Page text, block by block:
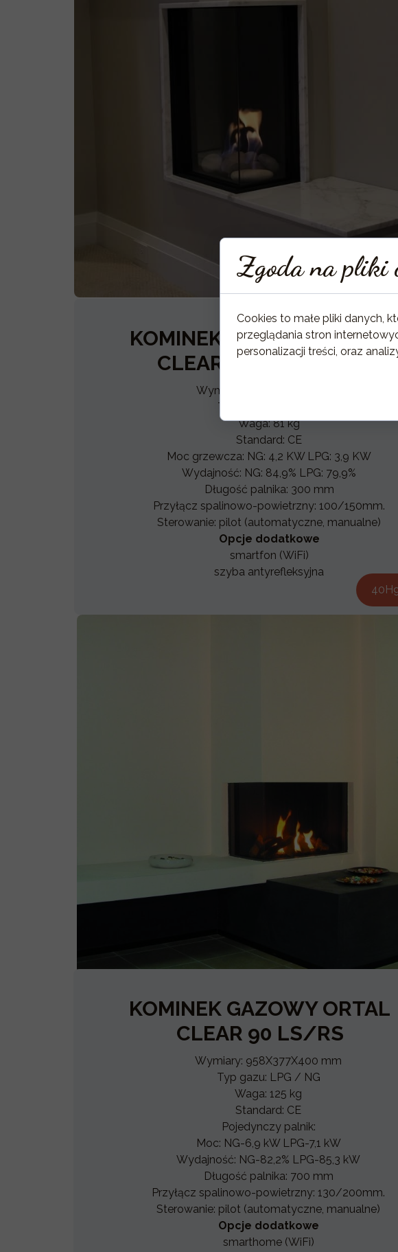
KOMINEK GAZOWY ORTAL
CLEAR 90 LS/RS
Wymiary: 958X377X400 mm
Typ gazu: LPG / NG
Waga: 125 kg
Standard: CE
Pojedynczy palnik:
Moc: NG-6,9 kW LPG-7,1 kW
Wydajność: NG-82,2% LPG-85,3 kW
Długość palnika: 700 mm
Przyłącz spalinowo-powietrzny: 130/200mm.
Sterowanie: pilot (automatyczne, manualne)
Opcje dodatkowe
smarthome (WiFi)
KOMINEK GAZOWY ORTAL
CLEAR 40H90 LS/RS
Wymiary: 468x305x900 mm
Typ gazu: LPG / NG
Waga: 81 kg
Standard: CE
Moc grzewcza: NG: 4,2 KW LPG: 3,9 KW
Wydajność: NG: 84,9% LPG: 79,9%
Długość palnika: 300 mm
Przyłącz spalinowo-powietrzny: 100/150mm.
Sterowanie: pilot (automatyczne, manualne)
Opcje dodatkowe
smartfon (WiFi)
szyba antyrefleksyjna
Zgoda na pliki
Cookies to małe pliki danych,
przeglądania stron
personalizacji treści, oraz